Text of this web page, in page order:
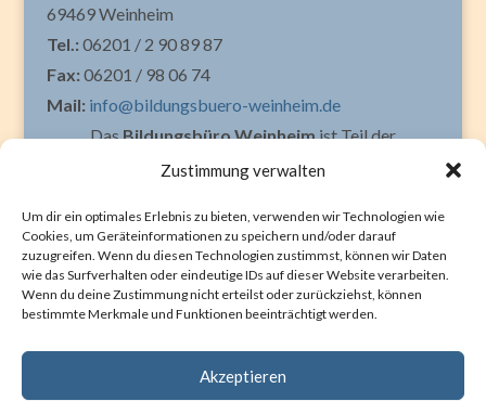
Zustimmung verwalten
Um dir ein optimales Erlebnis zu bieten, verwenden wir Technologien wie
Cookies, um Geräteinformationen zu speichern und/oder darauf
zuzugreifen. Wenn du diesen Technologien zustimmst, können wir Daten
wie das Surfverhalten oder eindeutige IDs auf dieser Website verarbeiten.
Wenn du deine Zustimmung nicht erteilst oder zurückziehst, können
bestimmte Merkmale und Funktionen beeinträchtigt werden.
Akzeptieren
69469 Weinheim
Tel.:06201 / 2 90 89 87
Fax:06201 / 98 06 74
Mail: info@bildungsbuero-weinheim.de
DasBildungsbüro Weinheimist Teil der
Datenschutz| Impressum
© 2025 | Bildungsbüro Weinheim. Alle Rechte